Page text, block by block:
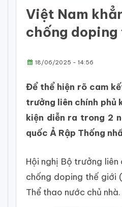
Việt Nam
chống doping
18/06/2025 - 14:56
Để thể hiện rõ cam
trưởng liên chính phủ
kiện diễn ra trong 2
quốc Ả Rập Thống
Hội nghị Bộ trưởng
chống doping thế giới
Thể thao nước chủ nhà.